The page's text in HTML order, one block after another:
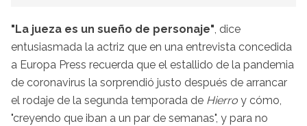
"La jueza es un sueño de personaje", dice
entusiasmada la actriz que en una entrevista concedida
a Europa Press recuerda que el estallido de la pandemia
de coronavirus la sorprendió justo después de arrancar
el rodaje de la segunda temporada de Hierro y cómo,
"creyendo que iban a un par de semanas", y para no